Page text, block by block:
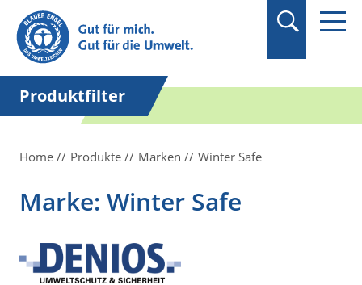
Suchbegriff in
Anführungszeichen
setzen.
Produktfilter
Home Produkte Marken Winter Safe
Marke: Winter Safe